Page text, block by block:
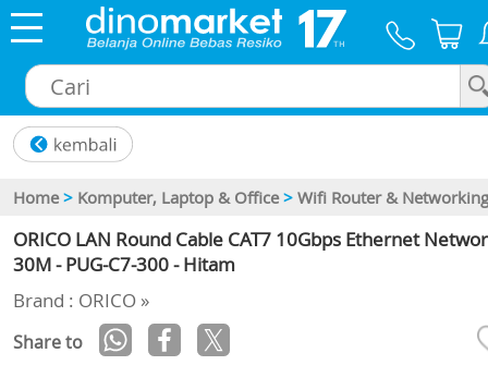
Home > Komputer, Laptop & Office > Wifi Router & Networking
ORICO LAN Round Cable CAT7 10Gbps Ethernet
30M - PUG-C7-300 - Hitam
Brand : ORICO »
Share to